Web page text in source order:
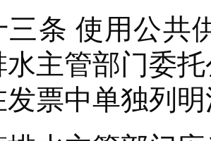
三条 使用公共
水主管部门委
发票中单独列